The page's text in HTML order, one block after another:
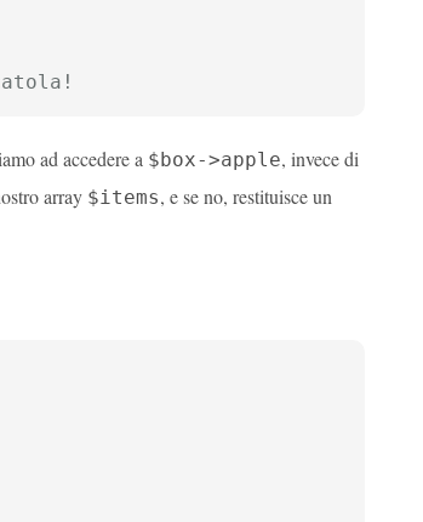
ad accedere a $box->apple, invece di
array $items, e se no, restituisce un